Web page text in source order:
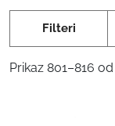
Filteri
Prikaz 801–816